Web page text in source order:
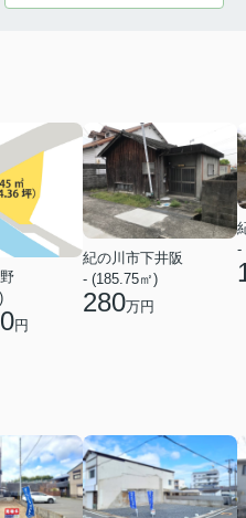
円
紀の川市下井阪
- (185.75㎡)
280万円
-